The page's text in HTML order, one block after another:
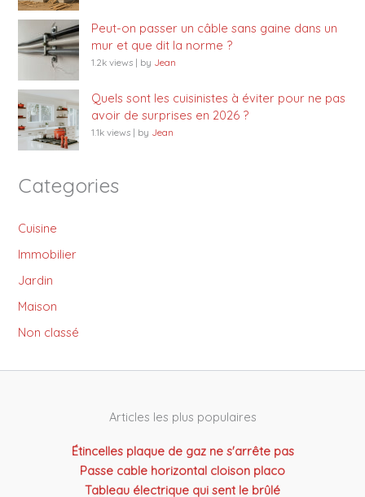
Peut-on passer un câble sans gaine dans un
mur et que dit la norme ?
1.2k views | by Jean
Quels sont les cuisinistes à éviter pour ne pas
avoir de surprises en 2026 ?
1.1k views | by Jean
Categories
Cuisine
Immobilier
Jardin
Maison
Non classé
Articles les plus populaires
Étincelles plaque de gaz ne s'arrête pas
Passe cable horizontal cloison placo
Tableau électrique qui sent le brûlé